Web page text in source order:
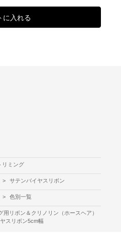
に入れる
リミング
> サテンバイヤスリボン
> 色別一覧
用リボン＆クリノリン（ホースヘア）
スリボン5cm幅